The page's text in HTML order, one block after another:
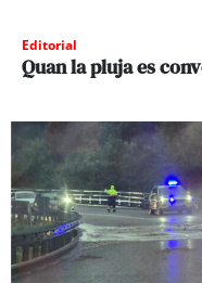
Editorial
Quan la pluja es